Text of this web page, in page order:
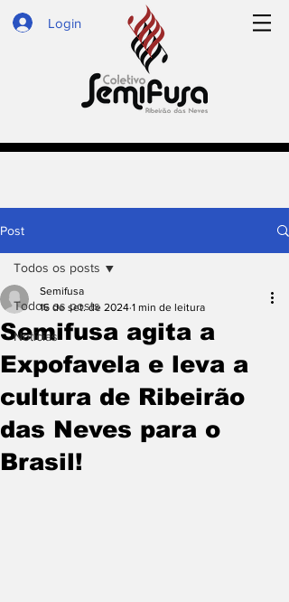
Login
Post
Todos os posts
Notícias
Todos os posts
Semifusa agita a
Expofavela e leva a
cultura de Ribeirão
das Neves para o
Brasil!
Semifusa
16 de set. de 2024 1 min de leitura